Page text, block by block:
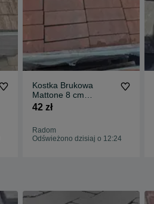
Kostka Brukowa
Mattone 8 cm
Ceglasty Libet Okazja
42 zł
Radom
Odświeżono dzisiaj o 12:24